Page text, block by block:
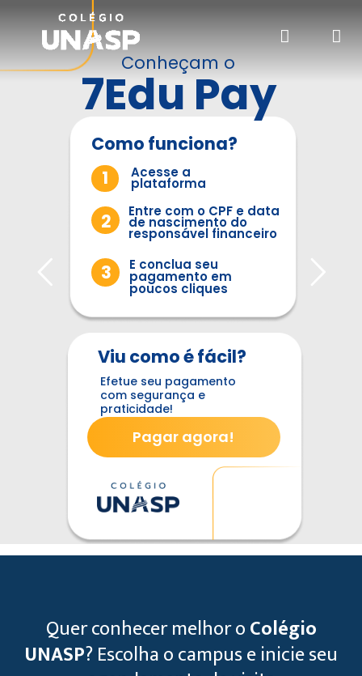
7Edu Pay
Conheçam o
E conclua seu
pagamento em
poucos cliques
Efetue seu pagamento
com segurança e
praticidade!
1
Pagar agora!
Viu como é fácil?
Acesse a
plataforma
Entre com o CPF e data
de nascimento do
responsável financeiro
Como funciona?
2
3
Quer conhecer melhor oColégio
UNASP?Escolha o campus e inicie seu